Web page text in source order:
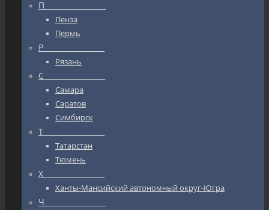
П_________________
Пенза
Пермь
Р_________________
Рязань
С_________________
Самара
Саратов
Симбирск
Т_________________
Татарстан
Тюмень
Х_________________
Ханты-Мансийский автономный округ-Югра
Ч_________________